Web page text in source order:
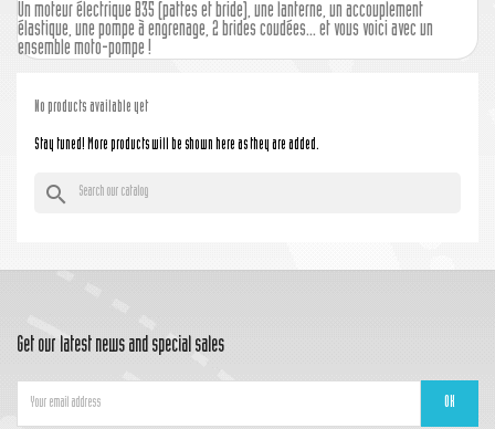
Un moteur électrique B35 (pattes et bride), une lanterne, un accouplement
élastique, une pompe à engrenage, 2 brides coudées... et vous voici avec un
ensemble moto-pompe !
No products available yet
Stay tuned! More products will be shown here as they are added.
search
Get our latest news and special sales